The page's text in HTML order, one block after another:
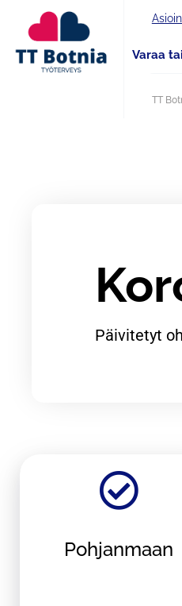
Varaa
TT
Päivitetyt
Pohjanmaan